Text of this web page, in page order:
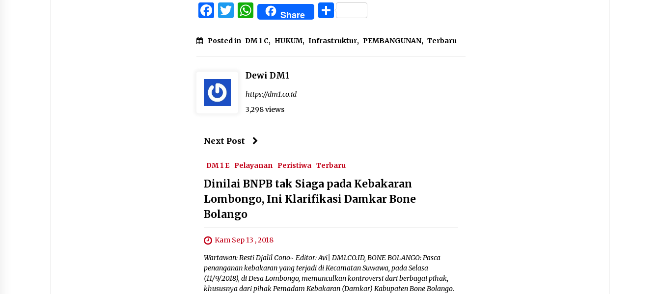
Facebook
Twitter
WhatsApp
Share Share
Posted in DM 1 C, HUKUM, Infrastruktur, PEMBANGUNAN, Terbaru
Dewi DM1
https://dm1.co.id
3,298 views
Next Post
DM 1 E Pelayanan Peristiwa Terbaru
Dinilai BNPB tak Siaga pada Kebakaran
Lombongo, Ini Klarifikasi Damkar Bone
Bolango
Kam Sep 13 , 2018
Wartawan: Resti Djalil Cono~ Editor: Avi| DM1.CO.ID, BONE BOLANGO: Pasca
penanganan kebakaran yang terjadi di Kecamatan Suwawa, pada Selasa
(11/9/2018), di Desa Lombongo, memunculkan kontroversi dari berbagai pihak,
khususnya dari pihak Pemadam Kebakaran (Damkar) Kabupaten Bone Bolango.